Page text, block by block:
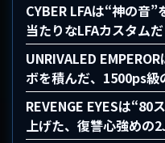
CYBER LFAは“神の音
当たりなLFAカスタム
UNRIVALED
ボを積んだ、1500ps級
REVENGE EYESは“80
上げた、復讐心強めの